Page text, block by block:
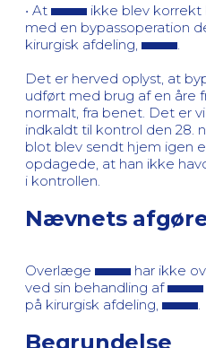
• At
ikke blev korrekt
med en bypassoperation
kirurgisk afdeling,
Det er herved oplyst, at
udført med brug af en åre
normalt, fra benet. Det er
indkaldt til kontrol den 28.
blot blev sendt hjem igen
opdagede, at han ikke
i kontrollen.
Nævnets
Overlæge
har ikke
ved sin behandling af
på kirurgisk afdeling,
Begrundelse